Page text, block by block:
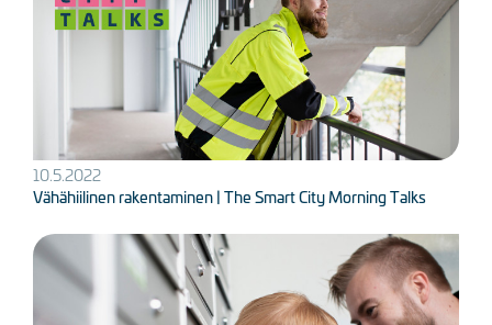
10.5.2022
Vähähiilinen rakentaminen | The Smart City Morning Talks
Kuva